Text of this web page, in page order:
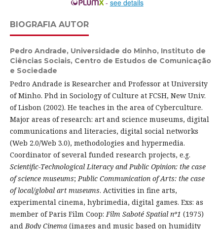
- see details
BIOGRAFIA AUTOR
Pedro Andrade, Universidade do Minho, Instituto de
Ciências Sociais, Centro de Estudos de Comunicação
e Sociedade
Pedro Andrade is Researcher and Professor at University
of Minho. Phd in Sociology of Culture at FCSH, New Univ.
of Lisbon (2002). He teaches in the area of Cyberculture.
Major areas of research: art and science museums, digital
communications and literacies, digital social networks
(Web 2.0/Web 3.0), methodologies and hypermedia.
Coordinator of several funded research projects, e.g.
Scientific-Technological Literacy and Public Opinion: the case
of science museums;Public Communication of Arts: the case
of local/global art museums. Activities in fine arts,
experimental cinema, hybrimedia, digital games. Exs: as
member of Paris Film Coop:Film Saboté Spatial nº1 (1975)
andBody Cinema(images and music based on humidity